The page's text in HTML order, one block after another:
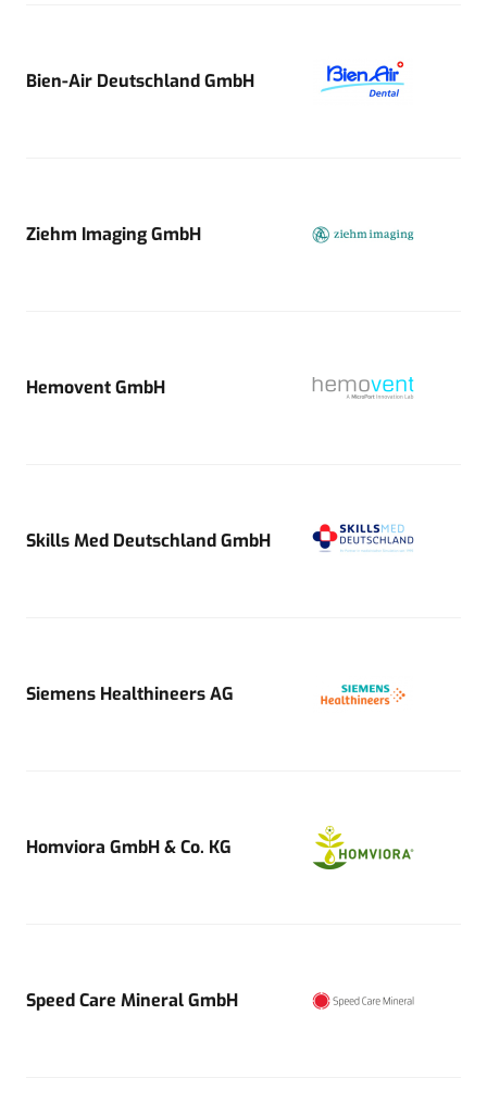
Bien-Air Deutschland GmbH
Ziehm Imaging GmbH
Hemovent GmbH
Skills Med Deutschland GmbH
Siemens Healthineers AG
Homviora GmbH & Co. KG
Speed Care Mineral GmbH